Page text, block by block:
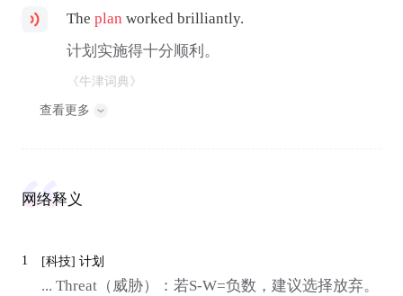
Theplan worked brilliantly.
计划实施得十分顺利。
《牛津词典》
查看更多
网络释义
1 [科技] 计划
... Threat（威胁）：若S-W=负数，建议选择放弃。